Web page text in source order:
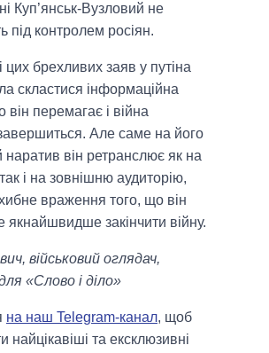
Куп’янськ-Вузловий не
під контролем росіян.
цих брехливих заяв у путіна
скластися інформаційна
він перемагає і війна
Але саме на його
він ретранслює як на
і на зовнішню аудиторію,
враження того, що він
якнайшвидше закінчити війну.
військовий оглядач,
«Слово і діло»
на наш Telegram-канал, щоб
найцікавіші та ексклюзивні